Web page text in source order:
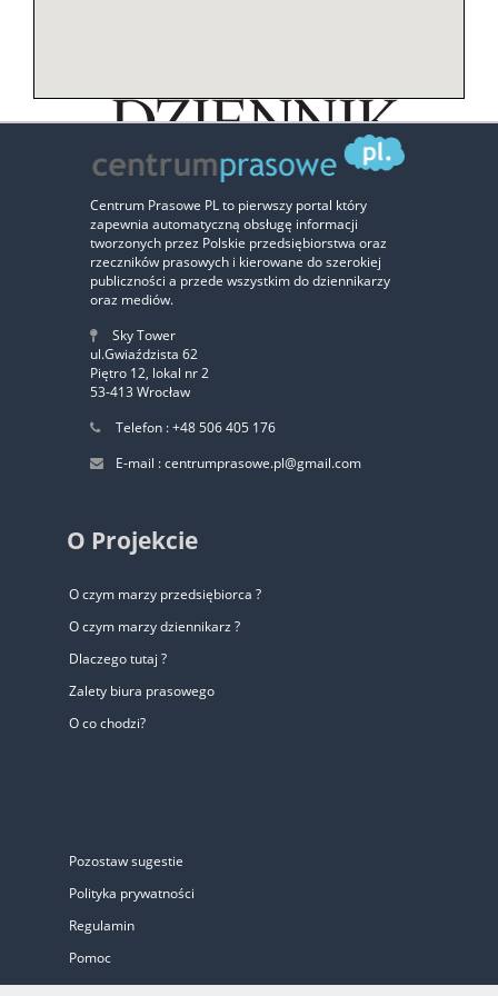
Zaufali nam:
Centrum Prasowe PL to pierwszy portal który
zapewnia automatyczną obsługę informacji
tworzonych przez Polskie przedsiębiorstwa oraz
rzeczników prasowych i kierowane do szerokiej
publiczności a przede wszystkim do dziennikarzy
oraz mediów.
Sky Tower
ul.Gwiaździsta 62
Piętro 12, lokal nr 2
53-413 Wrocław
Telefon : +48 506 405 176
E-mail : centrumprasowe.pl@gmail.com
O Projekcie
O czym marzy przedsiębiorca ?
O czym marzy dziennikarz ?
Dlaczego tutaj ?
Zalety biura prasowego
O co chodzi?
Pozostaw sugestie
Polityka prywatności
Regulamin
Pomoc
Biuro Prasowe